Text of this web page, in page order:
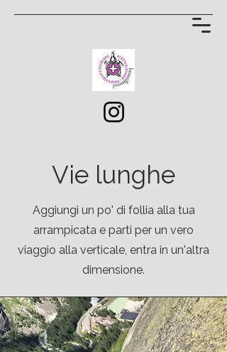
Vie lunghe
Aggiungi un po' di follia alla tua
arrampicata e parti per un vero
viaggio alla verticale, entra in un'altra
dimensione.